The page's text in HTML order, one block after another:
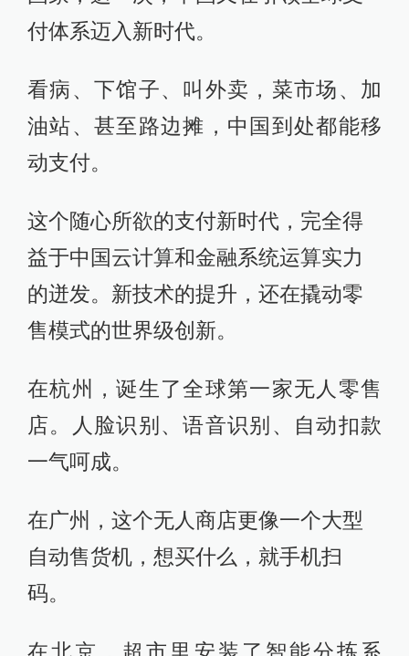
付体系迈入新时代。
看病、下馆子、叫外卖，菜市场、加
油站、甚至路边摊，中国到处都能移
动支付。
这个随心所欲的支付新时代，完全得
益于中国云计算和金融系统运算实力
的迸发。新技术的提升，还在撬动零
售模式的世界级创新。
在杭州，诞生了全球第一家无人零售
店。人脸识别、语音识别、自动扣款
一气呵成。
在广州，这个无人商店更像一个大型
自动售货机，想买什么，就手机扫
码。
在北京，超市里安装了智能分拣系